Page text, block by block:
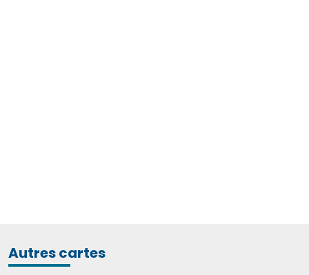
Autres cartes